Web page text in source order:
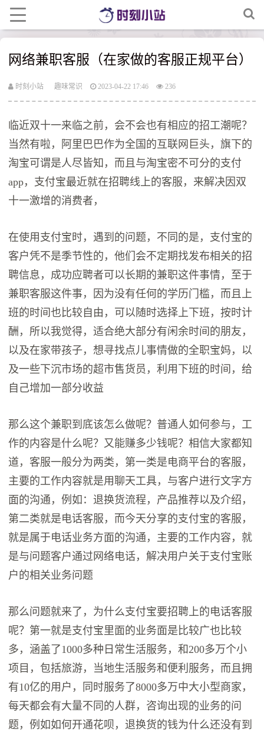
网络兼职客服（在家做的客服正规平台）
时刻小站 趣味常识 2023-04-22 17:46 236
临近双十一来临之前，会不会也有相应的招工潮呢？
当然有啦，阿里巴巴作为全国的互联网巨头，旗下的
淘宝可谓是人尽皆知，而且与淘宝密不可分的支付
app，支付宝最近就在招聘线上的客服，来解决因双
十一激增的消费者，
在使用支付宝时，遇到的问题，不同的是，支付宝的
客户凭不是季节性的，他们会不定期找发布相关的招
聘信息，成功应聘者可以长期的兼职这件事情，至于
兼职客服这件事，因为没有任何的学历门槛，而且上
班的时间也比较自由，可以随时选择上下班，按时计
酬，所以我觉得，适合绝大部分有闲余时间的朋友，
以及在家带孩子，想寻找点儿事情做的全职宝妈，以
及一些下沉市场的超市售货员，利用下班的时间，给
自己增加一部分收益
那么这个兼职到底该怎么做呢？普通人如何参与，工
作的内容是什么呢？又能赚多少钱呢？相信大家都知
道，客服一般分为两类，第一类是电商平台的客服，
主要的工作内容就是用聊天工具，与客户进行文字方
面的沟通，例如：退换货流程，产品推荐以及介绍，
第二类就是电话客服，而今天分享的支付宝的客服，
就是属于电话业务方面的沟通，主要的工作内容，就
是与问题客户通过网络电话，解决用户关于支付宝账
户的相关业务问题
那么问题就来了，为什么支付宝要招聘上的电话客服
呢？第一就是支付宝里面的业务面是比较广也比较
多，涵盖了1000多种日常生活服务，和200多万个小
项目，包括旅游，当地生活服务和便利服务，而且拥
有10亿的用户，同时服务了8000多万中大小型商家，
每天都会有大量不同的人群，咨询出现的业务的问
题，例如如何开通花呗，退换货的钱为什么还没有到